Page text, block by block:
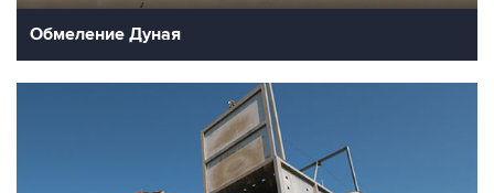
Обмеление Дуная